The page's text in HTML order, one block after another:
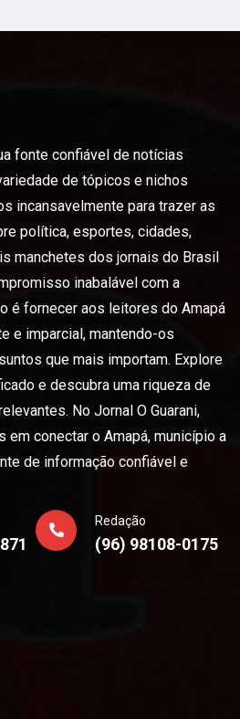
fonte confiável de notícias
de tópicos e nichos
incansavelmente para trazer as
política, esportes, cidades,
manchetes dos jornais do Brasil
inabalável com a
é fornecer aos leitores do Amapá
e imparcial, mantendo-os
que mais importam. Explore
e descubra uma riqueza de
No Jornal O Guarani,
conectar o Amapá, município a
de informação confiável e
Redação
(96) 98108-0175